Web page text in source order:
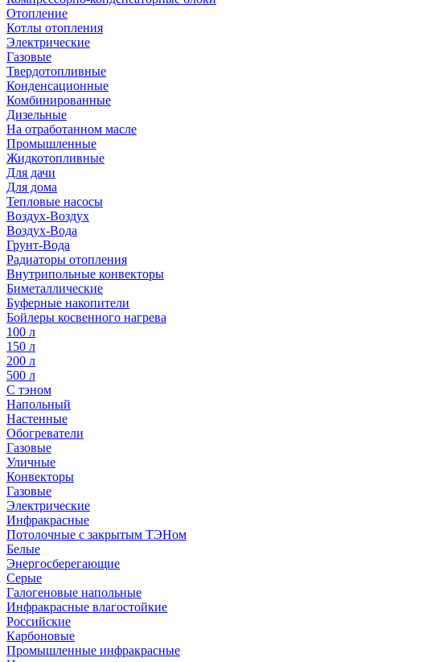
Отопление
Котлы отопления
Электрические
Газовые
Твердотопливные
Конденсационные
Комбинированные
Дизельные
На отработанном масле
Промышленные
Жидкотопливные
Для дачи
Для дома
Тепловые насосы
Воздух-Воздух
Воздух-Вода
Грунт-Вода
Радиаторы отопления
Внутрипольные конвекторы
Биметаллические
Буферные накопители
Бойлеры косвенного нагрева
100 л
150 л
200 л
500 л
С тэном
Напольный
Настенные
Обогреватели
Газовые
Уличные
Конвекторы
Газовые
Электрические
Инфракрасные
Потолочные с закрытым ТЭНом
Белые
Энергосберегающие
Серые
Галогеновые напольные
Инфракрасные влагостойкие
Российские
Карбоновые
Промышленные инфракрасные